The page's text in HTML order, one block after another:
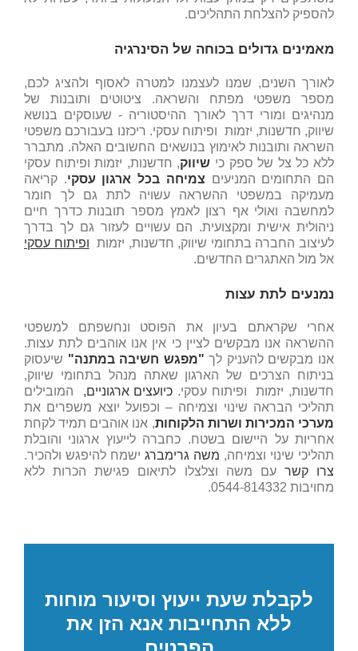
להספיק להצלחת התהליכים.
מאמינים גדולים בכוחה של הסינרגיה
לאורך השנים, שמנו לעצמנו למטרה לאסוף ולהציג לכם,
מספר משפטי מפתח והשראה. ציטוטים ותובנות של
מנהיגים ומורי דרך לאורך ההיסטוריה - שעוסקים בנושא
שיווק, חדשנות, יזמות ופיתוח עסקי. ריכזנו בעבורכם משפטי
השראה ותובנות לאימוץ בנושאים החשובים האלה. מתברר
ללא כל צל של ספק כי שיווק, חדשנות, יזמות ופיתוח עסקי
הם התחומים המניעים צמיחה בכל ארגון עסקי. קריאה
מעמיקה במשפטי ההשראה עשויה לתת גם לך חומר
למחשבה ואולי אף רצון לאמץ מספר תובנות כדרך חיים
ניהולית אישית ומקצועית. הם עשויים לעזור גם לך בדרך
לעיצוב החברה בתחומי שיווק, חדשנות, יזמות ופיתוח עסקי
אל מול האתגרים החדשים.
נמנעים לתת עצות
אחרי שקראתם בעיון את הפוסט ונחשפתם למשפטי
ההשראה אנו מבקשים לציין כי אין אנו אוהבים לתת עצות.
אנו מבקשים להעניק לך "מפגש חשיבה במתנה" שיעסוק
בניתוח הצרכים של הארגון שאתה מנהל בתחומי שיווק,
חדשנות, יזמות ופיתוח עסקי. כיועצים ארגוניים,
המובילים
תהליכי הבראה שינוי וצמיחה – וכפועל יוצא משפרים את
מערכי המכירות ושרות הלקוחות, אנו אוהבים תמיד לקחת
אחריות על היישום בשטח. כחברה לייעוץ ארגוני והובלת
תהליכי שינוי וצמיחה, משה גרימברג ישמח להיפגש ולהכיר.
צרו קשר עם משה וצלצלו לתיאום פגישת הכרות ללא
מחויבות 0544-814332.
לקבלת שעת ייעוץ וסיעור מוחות
ללא התחייבות אנא הזן את